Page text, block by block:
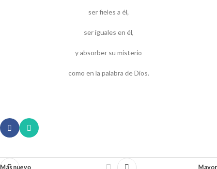
ser fieles a él,
ser iguales en él,
y absorber su misterio
como en la palabra de Dios.
Más nuevo Mayor